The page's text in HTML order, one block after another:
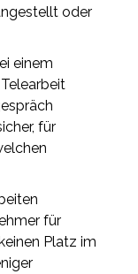
oder
einem
für
für
Platz im